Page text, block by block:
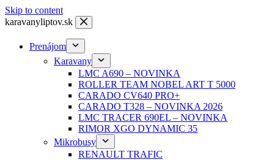
Skip to content
karavanyliptov.sk
Prenájom
Karavany
LMC A690 – NOVINKA
ROLLER TEAM NOBEL ART T 5000
CARADO CV640 PRO+
CARADO T328 – NOVINKA 2026
LMC TRACER 690EL – NOVINKA
RIMOR XGO DYNAMIC 35
Mikrobusy
RENAULT TRAFIC